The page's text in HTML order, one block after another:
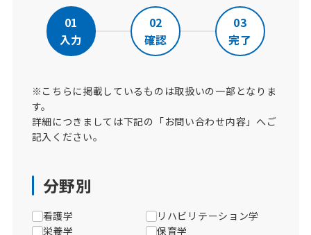
01
入力
02
確認
03
完了
※こちらに掲載しているものは取扱いの一部となりま
す。
詳細につきましては下記の「お問い合わせ内容」へご
記入ください。
分野別
看護学
リハビリテーション学
栄養学
保育学